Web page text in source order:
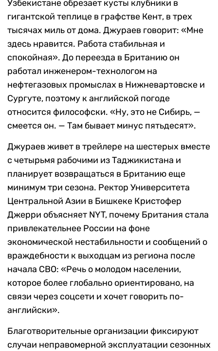
Узбекистане обрезает кусты клубники в
гигантской теплице в графстве Кент, в трех
тысячах миль от дома. Джураев говорит: «Мне
здесь нравится. Работа стабильная и
спокойная». До переезда в Британию он
работал инженером-технологом на
нефтегазовых промыслах в Нижневартовске и
Сургуте, поэтому к английской погоде
относится философски. «Ну, это не Сибирь, —
смеется он. — Там бывает минус пятьдесят».
Джураев живет в трейлере на шестерых вместе
с четырьмя рабочими из Таджикистана и
планирует возвращаться в Британию еще
минимум три сезона. Ректор Университета
Центральной Азии в Бишкеке Кристофер
Джерри объясняет NYT, почему Британия стала
привлекательнее России на фоне
экономической нестабильности и сообщений о
враждебности к выходцам из региона после
начала СВО: «Речь о молодом населении,
которое более глобально ориентировано, на
связи через соцсети и хочет говорить по-
английски».
Благотворительные организации фиксируют
случаи неправомерной эксплуатации сезонных